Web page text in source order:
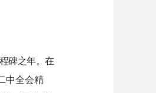
程碑之年。 在
中全会精